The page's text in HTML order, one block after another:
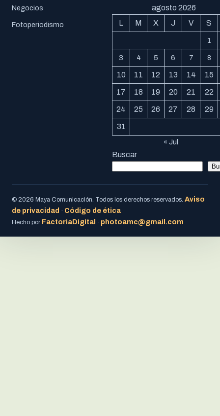
Negocios
Fotoperiodismo
agosto 2026
L
M X J V S
1
3 4 5 6 7 8
10 11 12 13 14 15
17 18 19 20 21 22
24 25 26 27 28 29
31
« Jul
Buscar
© 2026 Maya Comunicación. Todos los derechos reservados. Aviso
de privacidad · Código de ética
Hecho por FactoriaDigital · photoamc@gmail.com